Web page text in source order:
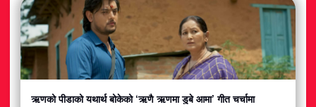
ऋणको पीडाको यथार्थ बोकेको ‘ऋणै ऋणमा डुबे आमा’ गीत चर्चामा